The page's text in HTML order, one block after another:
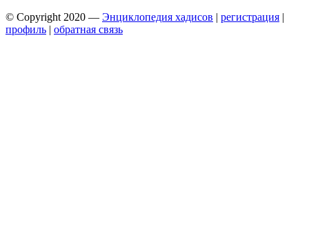
© Copyright 2020 — Энциклопедия хадисов | регистрация |
профиль | обратная связь